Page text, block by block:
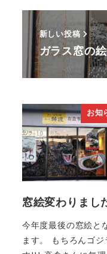
新しい投稿
ガラス窓の
お知
窓絵変わりまし
今年度最後の窓絵と
ます。 もちろんゴジ